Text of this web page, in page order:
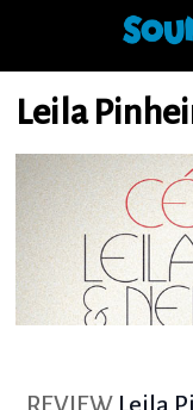
Leila
REVIEW Leila